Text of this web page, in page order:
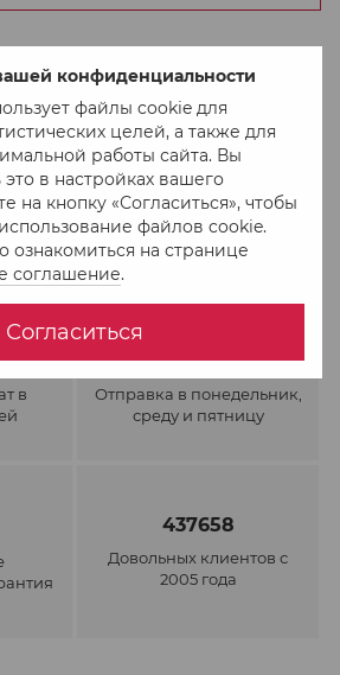
конфиденциальности
файлы cookie для
целей, а также для
работы сайта. Вы
в настройках вашего
на кнопку «Согласиться», чтобы
файлов cookie.
на странице
соглашение.
Согласиться
в
Отправка в понедельник,
среду и пятницу
437658
Довольных клиентов с
2005 года